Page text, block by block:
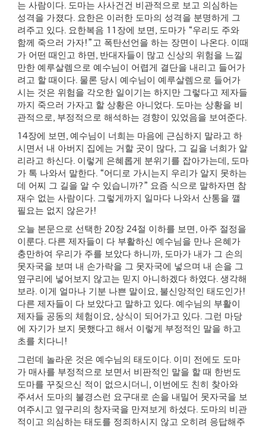
는 사람이다. 도마는 사사건건 비관적으로 보고 의심하는
성격을 가졌다. 요한은 이러한 도마의 성격을 분명하게 그
려주고 있다. 요한복음 11 장에 보면 , 도마가 “우리도 주와
함께 죽으러 가자!” 고 폭탄선언을 하는 장면이 나온다. 이때
가 어떤 때인고 하면 , 반대자들이 많고 신상의 위험을 느낄
만한 예루살렘으로 예수님이 어렵게 결단을 내리고 들어가
려고 할 때이다. 물론 당시 예수님이 예루살렘으로 들어가
시는 것은 위험을 각오한 일이기는 하지만 그렇다고 제자들
까지 죽으러 가자고 할 상황은 아니었다. 도마는 상황을 비
관적으로, 부정적으로 해석하는 경향이 있었음을 보여준다.
14장에 보면 , 예수님이 너희는 마음에 근심하지 말라고 하
시면서 내 아버지 집에는 거할 곳이 많다, 그 길을 너희가 알
리라고 하신다. 이렇게 은혜롭게 분위기를 잡아가는데 , 도마
가 톡 나와서 말한다. “어디로 가시는지 우리가 알지 못하는
데 어찌 그 길을 알 수 있습니까?” 요즘 식으로 말하자면 참
재수 없는 사람이다. 그렇게까지 일마다 나와서 산통을 깰
필요는 없지 않은가!
오늘 본문으로 선택한 20장 24절 이하를 보면 , 아주 절정을
이룬다. 다른 제자들이 다 부활하신 예수님을 만나 은혜가
충만하여 우리가 주를 보았다 하니까, 도마가 내가 그 손의
못자국을 보며 내 손가락을 그 못자국에 넣으며 내 손을 그
옆구리에 넣어보지 않고는 믿지 아니하겠다 하였다. 생각해
보라. 이게 얼마나 기분 나쁜 말이요, 불신앙적인 태도인가!
다른 제자들이 다 보았다고 말하고 있다. 예수님의 부활이
제자들 공동의 체험이요, 상식이 되어가고 있다. 그런 마당
에 자기가 보지 못했다고 해서 이렇게 부정적인 말을 하고
초를 치다니 !
그런데 놀라운 것은 예수님의 태도이다. 이미 전에도 도마
가 매사를 부정적으로 보면서 비판적인 말을 할 때 한번도
도마를 꾸짖으신 적이 없으시더니 , 이번에도 친히 찾아와
주셔서 도마의 불경스런 요구대로 손을 내밀어 못자국을 보
여주시고 옆구리의 창자국을 만져보게 하셨다. 도마의 비관
적이고 의심하는 태도를 정죄하시지 않고 오히려 응답해주